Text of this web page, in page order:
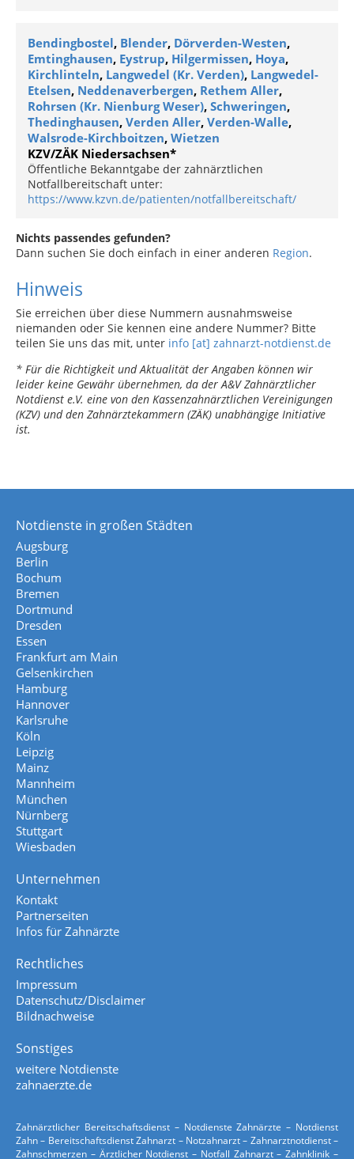
Bendingbostel, Blender, Dörverden-Westen,
Emtinghausen, Eystrup, Hilgermissen, Hoya,
Kirchlinteln, Langwedel (Kr. Verden), Langwedel-
Etelsen, Neddenaverbergen, Rethem Aller,
Rohrsen (Kr. Nienburg Weser), Schweringen,
Thedinghausen, Verden Aller, Verden-Walle,
Walsrode-Kirchboitzen, Wietzen
KZV/ZÄK Niedersachsen*
Öffentliche Bekanntgabe der zahnärztlichen
Notfallbereitschaft unter:
https://www.kzvn.de/patienten/notfallbereitschaft/
Nichts passendes gefunden?
Dann suchen Sie doch einfach in einer anderen Region.
Hinweis
Sie erreichen über diese Nummern ausnahmsweise
niemanden oder Sie kennen eine andere Nummer? Bitte
teilen Sie uns das mit, unter info [at] zahnarzt-notdienst.de
* Für die Richtigkeit und Aktualität der Angaben können wir
leider keine Gewähr übernehmen, da der A&V Zahnärztlicher
Notdienst e.V. eine von den Kassenzahnärztlichen Vereinigungen
(KZV) und den Zahnärztekammern (ZÄK) unabhängige Initiative
ist.
Notdienste in großen Städten
Augsburg
Berlin
Bochum
Bremen
Dortmund
Dresden
Essen
Frankfurt am Main
Gelsenkirchen
Hamburg
Hannover
Karlsruhe
Köln
Leipzig
Mainz
Mannheim
München
Nürnberg
Stuttgart
Wiesbaden
Unternehmen
Kontakt
Partnerseiten
Infos für Zahnärzte
Rechtliches
Impressum
Datenschutz/Disclaimer
Bildnachweise
Sonstiges
weitere Notdienste
zahnaerzte.de
Zahnärztlicher Bereitschaftsdienst – Notdienste Zahnärzte – Notdienst
Zahn – Bereitschaftsdienst Zahnarzt – Notzahnarzt – Zahnarztnotdienst –
Zahnschmerzen – Ärztlicher Notdienst – Notfall Zahnarzt – Zahnklinik –